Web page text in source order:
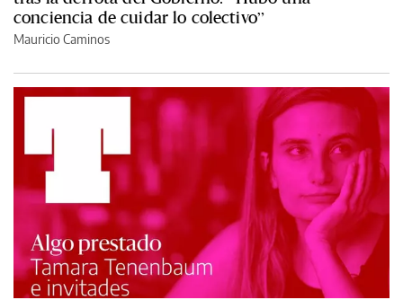
conciencia de cuidar lo colectivo”
Mauricio Caminos